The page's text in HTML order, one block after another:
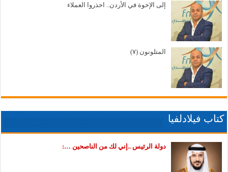
إلى الإخوة في الأردن.. احذروا العملاء
المتلونون (٧)
كتاب فيلادلفيا
دولة الرئيس ..إني لك من الناصحين …: